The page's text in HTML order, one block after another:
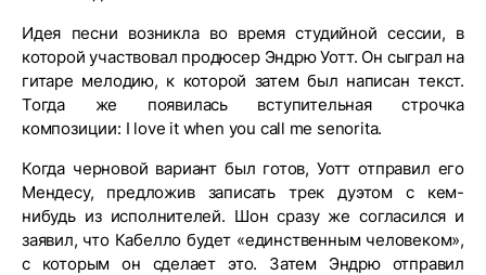
Идея песни возникла во время студийной сессии, в
которой участвовал продюсер Эндрю Уотт. Он сыграл на
гитаре мелодию, к которой затем был написан текст.
Тогда же появилась вступительная строчка
композиции: I love it when you call me senorita.
Когда черновой вариант был готов, Уотт отправил его
Мендесу, предложив записать трек дуэтом с кем-
нибудь из исполнителей. Шон сразу же согласился и
заявил, что Кабелло будет «единственным человеком»,
с которым он сделает это. Затем Эндрю отправил